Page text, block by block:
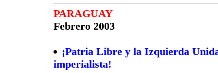
PARAGUAY
Febrero 2003
¡Patria Libre y la Izquierda
imperialista!